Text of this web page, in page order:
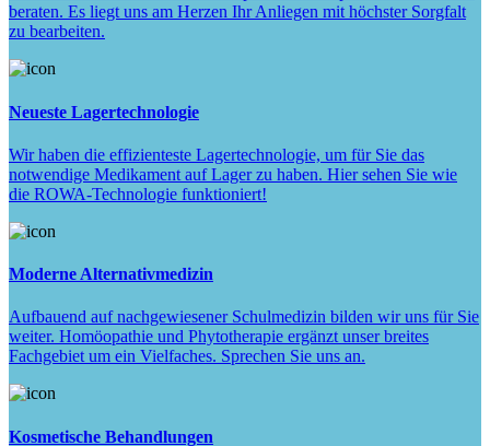
beraten. Es liegt uns am Herzen Ihr Anliegen mit höchster Sorgfalt
zu bearbeiten.
Neueste Lagertechnologie
Wir haben die effizienteste Lagertechnologie, um für Sie das
notwendige Medikament auf Lager zu haben. Hier sehen Sie wie
die ROWA-Technologie funktioniert!
Moderne Alternativmedizin
Aufbauend auf nachgewiesener Schulmedizin bilden wir uns für Sie
weiter. Homöopathie und Phytotherapie ergänzt unser breites
Fachgebiet um ein Vielfaches. Sprechen Sie uns an.
Kosmetische Behandlungen